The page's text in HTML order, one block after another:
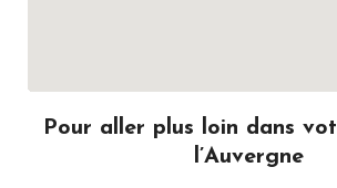
Pour aller plus loin dans
l’Auvergne